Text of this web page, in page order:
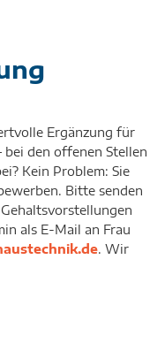
Ergänzung für
bei den offenen Stellen
Kein Problem: Sie
Bitte senden
als E-Mail an Frau
. Wir